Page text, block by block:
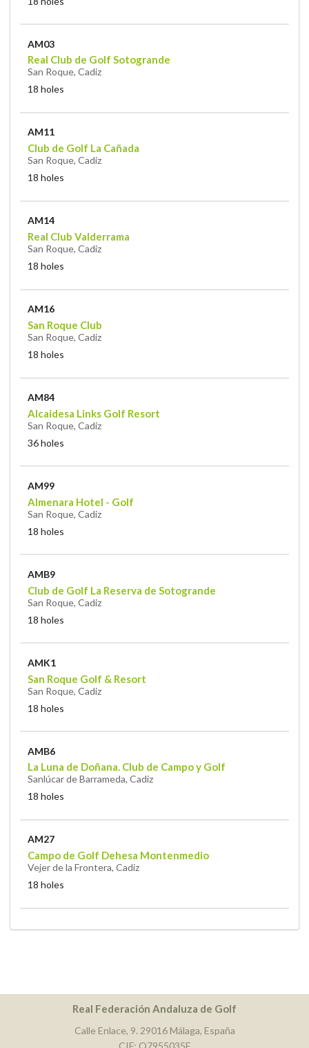
AM03
Real Club de Golf Sotogrande
San Roque, Cadiz
18 holes
AM11
Club de Golf La Cañada
San Roque, Cadiz
18 holes
AM14
Real Club Valderrama
San Roque, Cadiz
18 holes
AM16
San Roque Club
San Roque, Cadiz
18 holes
AM84
Alcaidesa Links Golf Resort
San Roque, Cadiz
36 holes
AM99
Almenara Hotel - Golf
San Roque, Cadiz
18 holes
AMB9
Club de Golf La Reserva de Sotogrande
San Roque, Cadiz
18 holes
AMK1
San Roque Golf & Resort
San Roque, Cadiz
18 holes
AMB6
La Luna de Doñana. Club de Campo y Golf
Sanlúcar de Barrameda, Cadiz
18 holes
AM27
Campo de Golf Dehesa Montenmedio
Vejer de la Frontera, Cadiz
18 holes
Real Federación Andaluza de Golf
Calle Enlace, 9. 29016 Málaga, España
CIF: Q7955035F